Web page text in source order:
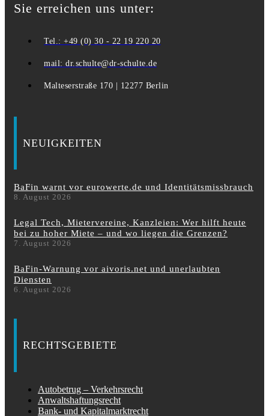
Sie erreichen uns unter:
Tel.: +49 (0) 30 - 22 19 220 20
mail: dr.schulte@dr-schulte.de
Malteserstraße 170 | 12277 Berlin
NEUIGKEITEN
BaFin warnt vor eurowerte.de und Identitätsmissbrauch
8. August 2026
Legal Tech, Mietervereine, Kanzleien: Wer hilft heute
bei zu hoher Miete – und wo liegen die Grenzen?
7. August 2026
BaFin-Warnung vor aivoris.net und unerlaubten
Diensten
6. August 2026
RECHTSGEBIETE
Autobetrug – Verkehrsrecht
Anwaltshaftungsrecht
Bank- und Kapitalmarktrecht